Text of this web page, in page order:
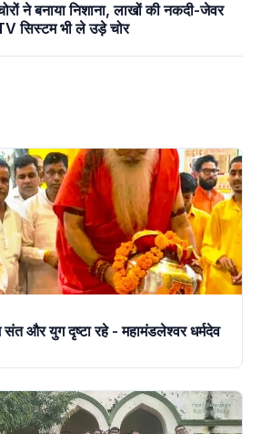
ने बनाया निशाना, लाखों की नकदी-जेवर
सिस्टम भी ले उड़े चोर
और युग दृष्टा रहे - महामंडलेश्वर धर्मदेव